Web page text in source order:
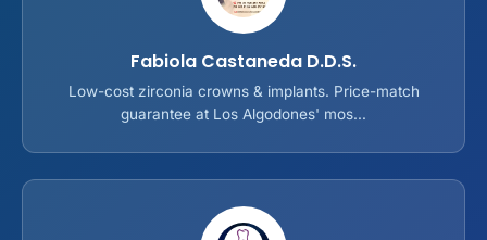
Fabiola Castaneda D.D.S.
Low-cost zirconia crowns & implants. Price-match
guarantee at Los Algodones' mos...